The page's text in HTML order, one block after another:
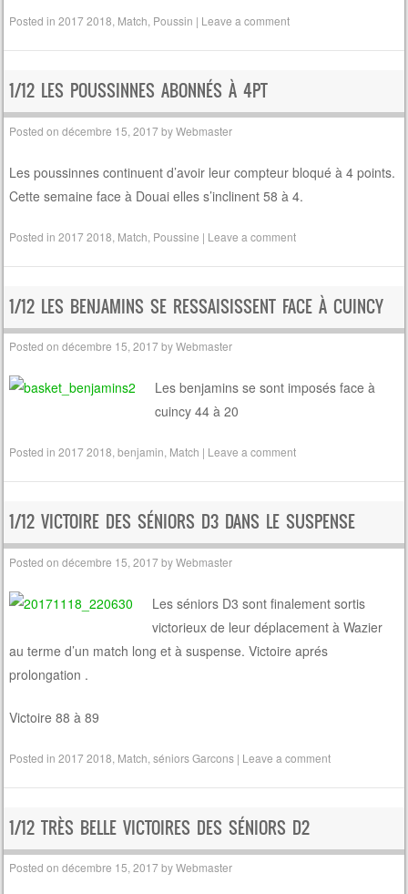
Posted in2017 2018 Match Poussin | Leave a comment
1/12 LES POUSSINNES ABONNÉS À 4PT
Posted ondécembre 15, 2017byWebmaster
Les poussinnes continuent d’avoir leur compteur bloqué à 4 points.
Cette semaine face à Douai elles s’inclinent 58 à 4.
Posted in2017 2018 Match Poussine | Leave a comment
1/12 LES BENJAMINS SE RESSAISISSENT FACE À CUINCY
Posted ondécembre 15, 2017byWebmaster
Les benjamins se sont imposés face à
cuincy 44 à 20
Posted in2017 2018 ,benjamin Match | Leave a comment
1/12 VICTOIRE DES SÉNIORS D3 DANS LE SUSPENSE
Posted ondécembre 15, 2017byWebmaster
Les séniors D3 sont finalement sortis
victorieux de leur déplacement à Wazier
au terme d’un match long et à suspense. Victoire aprés
prolongation .
Victoire 88 à 89
Posted in2017 2018 Match ,séniors Garcons | Leave a comment
1/12 TRÈS BELLE VICTOIRES DES SÉNIORS D2
Posted ondécembre 15, 2017byWebmaster